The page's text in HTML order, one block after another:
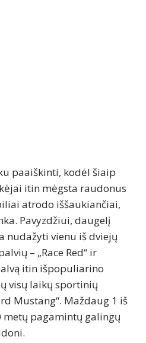
paaiškinti, kodėl šiaip
itin mėgsta raudonus
atrodo iššaukiančiai,
Pavyzdžiui, daugelį
nudažyti vienu iš dviejų
– „Race Red“ ir
itin išpopuliarino
visų laikų sportinių
Mustang“. Maždaug 1 iš
pagamintų galingų